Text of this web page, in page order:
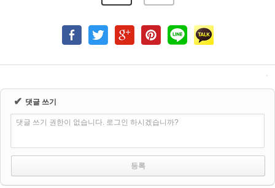
✔ 댓글 쓰기
댓글 쓰기 권한이 없습니다. 로그인 하시겠습니까?